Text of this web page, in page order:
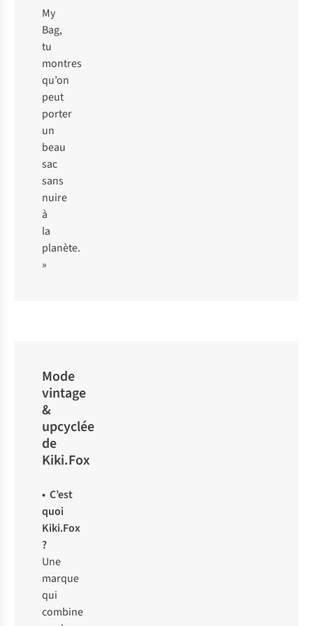
My
Bag,
tu
montres
qu’on
peut
porter
un
beau
sac
sans
nuire
à
la
planète.
»
Mode
vintage
&
upcyclée
de
Kiki.Fox
• C’est
quoi
Kiki.Fox
?
Une
marque
qui
combine